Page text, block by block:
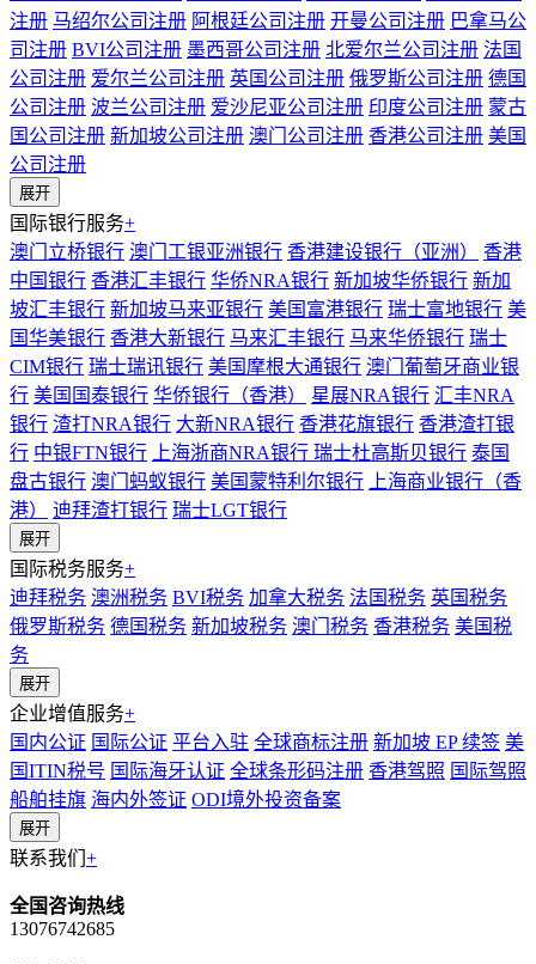
注册 马绍尔公司注册 阿根廷公司注册 开曼公司注册 巴拿马公
司注册 BVI公司注册 墨西哥公司注册 北爱尔兰公司注册 法国
公司注册 爱尔兰公司注册 英国公司注册 俄罗斯公司注册 德国
公司注册 波兰公司注册 爱沙尼亚公司注册 印度公司注册 蒙古
国公司注册 新加坡公司注册 澳门公司注册 香港公司注册 美国
公司注册
展开
国际银行服务+
澳门立桥银行 澳门工银亚洲银行 香港建设银行（亚洲）
香港
中国银行 香港汇丰银行 华侨NRA银行 新加坡华侨银行 新加
坡汇丰银行 新加坡马来亚银行 美国富港银行 瑞士富地银行 美
国华美银行 香港大新银行 马来汇丰银行 马来华侨银行 瑞士
CIM银行 瑞士瑞讯银行 美国摩根大通银行 澳门葡萄牙商业银
行 美国国泰银行 华侨银行（香港） 星展NRA银行 汇丰NRA
银行 渣打NRA银行 大新NRA银行 香港花旗银行 香港渣打银
行 中银FTN银行 上海浙商NRA银行 瑞士杜高斯贝银行 泰国
盘古银行 澳门蚂蚁银行 美国蒙特利尔银行
上海商业银行（香
港）
迪拜渣打银行 瑞士LGT银行
展开
国际税务服务+
迪拜税务 澳洲税务 BVI税务 加拿大税务 法国税务 英国税务
俄罗斯税务 德国税务 新加坡税务 澳门税务 香港税务 美国税
务
展开
企业增值服务+
国内公证 国际公证 平台入驻 全球商标注册 新加坡 EP 续签 美
国ITIN税号 国际海牙认证 全球条形码注册 香港驾照 国际驾照
船舶挂旗 海内外签证 ODI境外投资备案
展开
联系我们 +
全国咨询热线
13076742685